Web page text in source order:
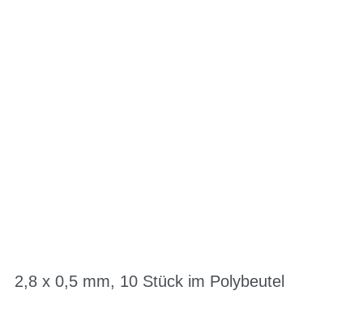
2,8 x 0,5 mm, 10 Stück im Polybeutel